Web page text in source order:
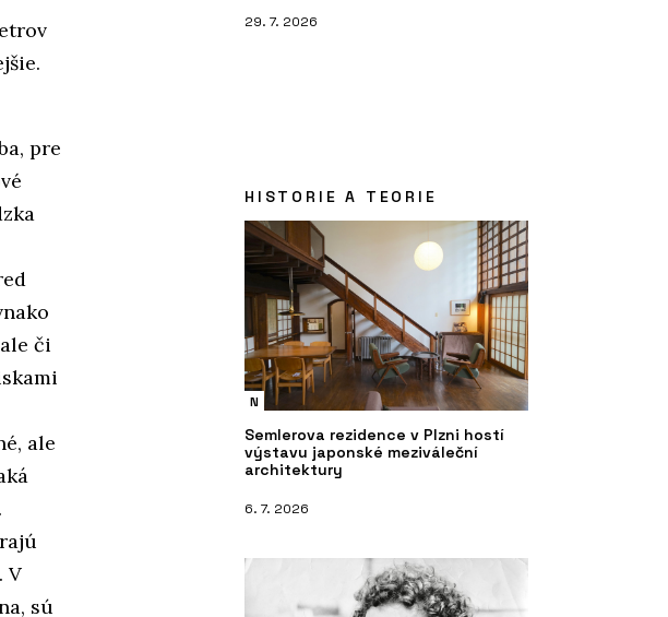
pre
či
ale
V
sú
29. 7. 2026
HISTORIE A TEORIE
N
Semlerova rezidence v Plzni hostí
výstavu japonské meziváleční
architektury
6. 7. 2026